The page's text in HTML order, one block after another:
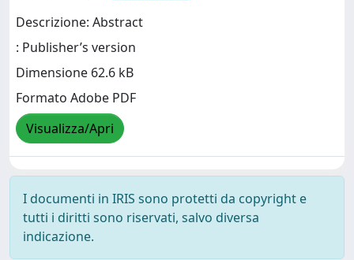
Descrizione: Abstract
: Publisher’s version
Dimensione 62.6 kB
Formato Adobe PDF
Visualizza/Apri
I documenti in IRIS sono protetti da copyright e
tutti i diritti sono riservati, salvo diversa
indicazione.